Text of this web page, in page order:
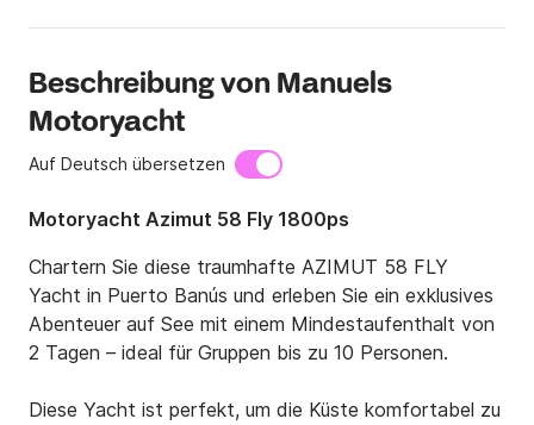
Beschreibung von Manuels
Motoryacht
Auf Deutsch übersetzen
Motoryacht Azimut 58 Fly 1800ps
Chartern Sie diese traumhafte AZIMUT 58 FLY
Yacht in Puerto Banús und erleben Sie ein exklusives
Abenteuer auf See mit einem Mindestaufenthalt von
2 Tagen – ideal für Gruppen bis zu 10 Personen.
Diese Yacht ist perfekt, um die Küste komfortabel zu